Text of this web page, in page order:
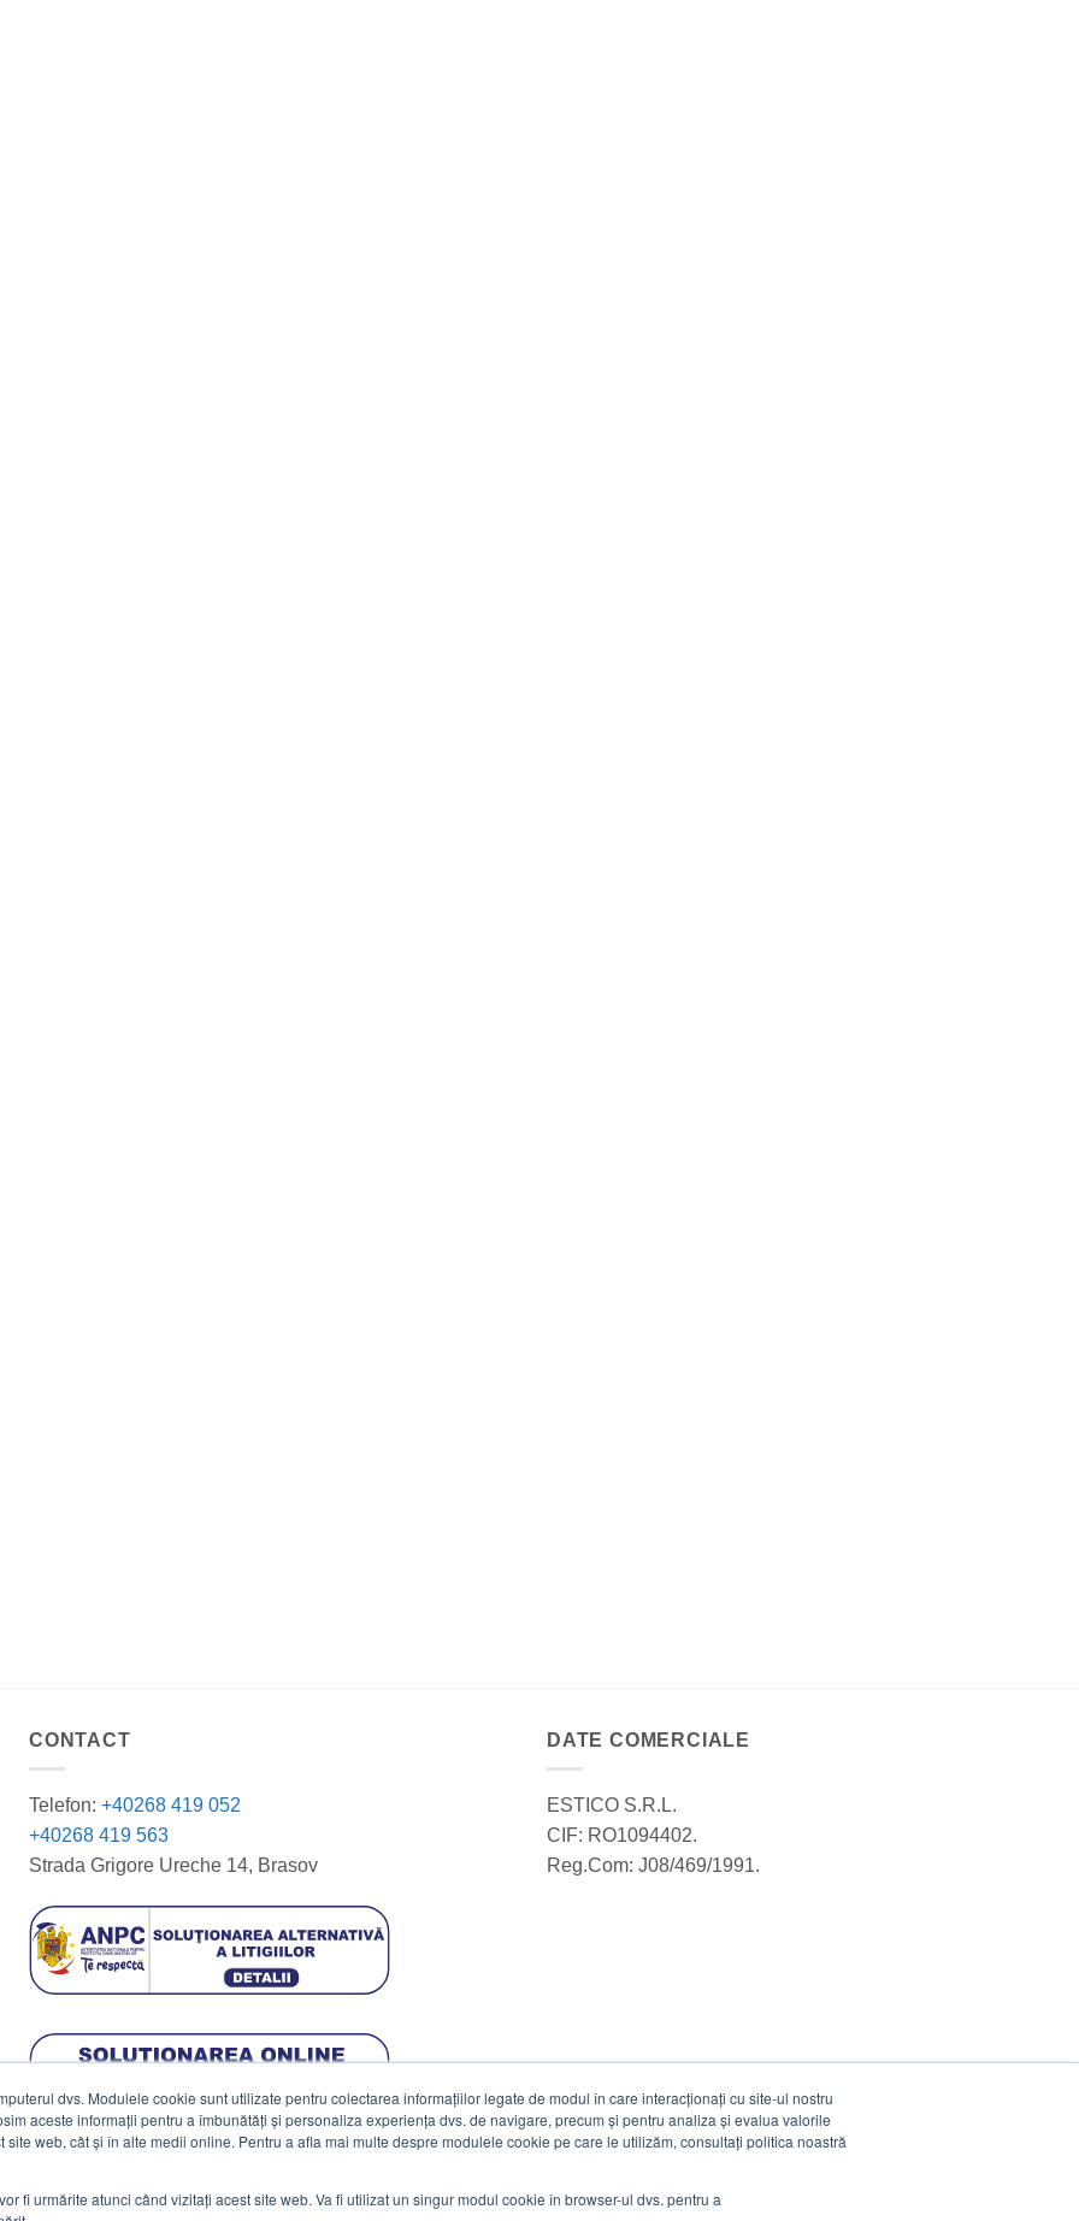
dvs. Modulele cookie sunt utilizate pentru colectarea informațiilor legate de modul în care interacționați cu site-ul nostru
aceste informații pentru a îmbunătăți și personaliza experiența dvs. de navigare, precum și pentru analiza și evalua valorile
web, cât și în alte medii online. Pentru a afla mai multe despre modulele cookie pe care le utilizăm, consultați politica noastră
fi urmărite atunci când vizitați acest site web. Va fi utilizat un singur modul cookie în browser-ul dvs. pentru a
CONTACT
Telefon: +40268 419 052
+40268 419 563
Strada Grigore Ureche 14, Brasov
DATE COMERCIALE
ESTICO S.R.L.
CIF: RO1094402.
Reg.Com: J08/469/1991.